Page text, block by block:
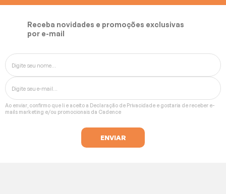
Receba novidades e promoções exclusivas
por e-mail
Ao enviar, confirmo que li e aceito a Declaração de Privacidade e gostaria de receber e-
mails marketing e/ou promocionais da Cadence